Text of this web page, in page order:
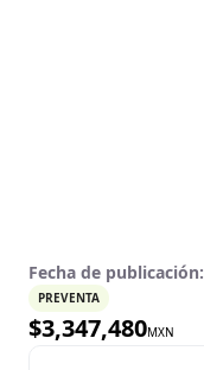
Fecha de publicación:
PREVENTA
$3,347,480MXN